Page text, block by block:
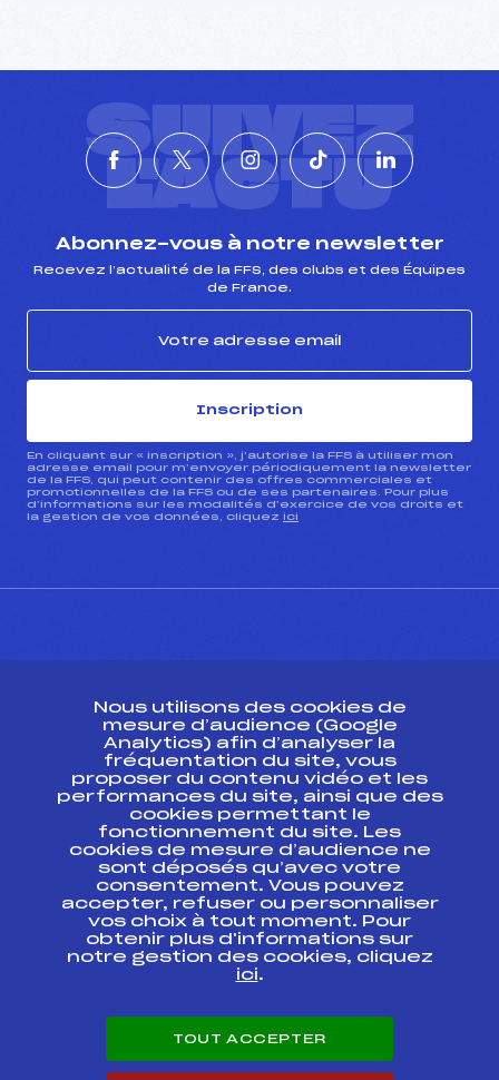
SUIVEZ
L'ACTU
Abonnez-vous à notre newsletter
Recevez l’actualité de la FFS, des clubs et des Équipes
de France.
Inscription
En cliquant sur « inscription », j’autorise la FFS à utiliser mon
adresse email pour m’envoyer périodiquement la newsletter
de la FFS, qui peut contenir des offres commerciales et
promotionnelles de la FFS ou de ses partenaires. Pour plus
d’informations sur les modalités d’exercice de vos droits et
la gestion de vos données, cliquez ici
Ressources
Pass’Neige
Projet sportif fédéral
Projet de performance fédéral
Antidopage
Pôle Développement, Formation, Suivi
Scientifique
Listes ministérielles
Pôle vie de l’athlète
Enseignement professionnel
Carrières
Nous utilisons des cookies de
mesure d’audience (Google
Analytics) afin d’analyser la
fréquentation du site, vous
proposer du contenu vidéo et les
performances du site, ainsi que des
cookies permettant le
fonctionnement du site. Les
cookies de mesure d’audience ne
sont déposés qu’avec votre
consentement. Vous pouvez
accepter, refuser ou personnaliser
vos choix à tout moment. Pour
obtenir plus d'informations sur
notre gestion des cookies, cliquez
ici.
TOUT ACCEPTER